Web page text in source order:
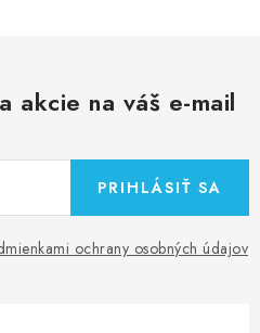
akcie na váš e-mail
ochrany osobných údajov
PRIHLÁSIŤ SA